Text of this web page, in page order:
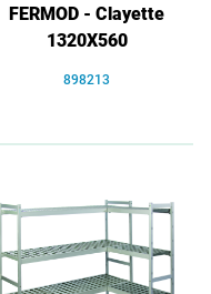
FERMOD - Clayette
1320X560
898213